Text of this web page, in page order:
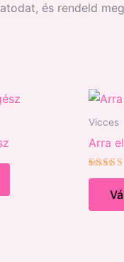
és rendeld
Vicces
Arra